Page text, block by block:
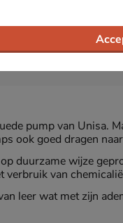
pump van Unisa.
ook goed dragen
duurzame wijze
verbruik van
leer wat met zijn